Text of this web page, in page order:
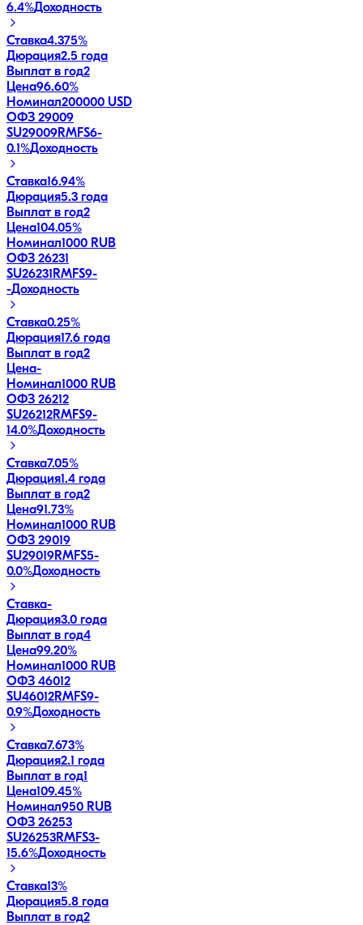
6.4%Доходность
Ставка4.375%
Дюрация2.5 года
Выплат в год2
Цена96.60%
Номинал200000 USD
ОФЗ 29009
SU29009RMFS6-
0.1%Доходность
Ставка16.94%
Дюрация5.3 года
Выплат в год2
Цена104.05%
Номинал1000 RUB
ОФЗ 26231
SU26231RMFS9-
-Доходность
Ставка0.25%
Дюрация17.6 года
Выплат в год2
Цена-
Номинал1000 RUB
ОФЗ 26212
SU26212RMFS9-
14.0%Доходность
Ставка7.05%
Дюрация1.4 года
Выплат в год2
Цена91.73%
Номинал1000 RUB
ОФЗ 29019
SU29019RMFS5-
0.0%Доходность
Ставка-
Дюрация3.0 года
Выплат в год4
Цена99.20%
Номинал1000 RUB
ОФЗ 46012
SU46012RMFS9-
0.9%Доходность
Ставка7.673%
Дюрация2.1 года
Выплат в год1
Цена109.45%
Номинал950 RUB
ОФЗ 26253
SU26253RMFS3-
15.6%Доходность
Ставка13%
Дюрация5.8 года
Выплат в год2